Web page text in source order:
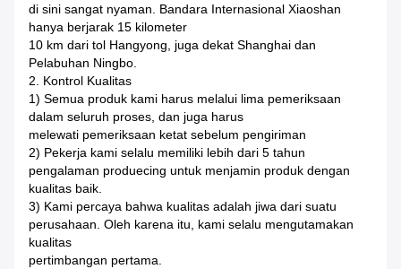
di sini sangat nyaman. Bandara Internasional Xiaoshan
hanya berjarak 15 kilometer
10 km dari tol Hangyong, juga dekat Shanghai dan
Pelabuhan Ningbo.
2. Kontrol Kualitas
1) Semua produk kami harus melalui lima pemeriksaan
dalam seluruh proses, dan juga harus
melewati pemeriksaan ketat sebelum pengiriman
2) Pekerja kami selalu memiliki lebih dari 5 tahun
pengalaman produecing untuk menjamin produk dengan
kualitas baik.
3) Kami percaya bahwa kualitas adalah jiwa dari suatu
perusahaan. Oleh karena itu, kami selalu mengutamakan
kualitas
pertimbangan pertama.